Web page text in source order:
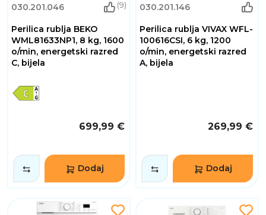
030.201.046 (9)
Perilica rublja BEKO
WML81633NP1, 8 kg, 1600
o/min, energetski razred
C, bijela
699,99 €
Dodaj
030.201.146
Perilica rublja VIVAX WFL-
100616CSI, 6 kg, 1200
o/min, energetski razred
A, bijela
269,99 €
Dodaj